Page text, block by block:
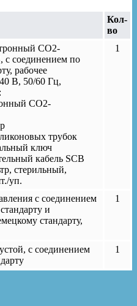
Кол-
во
CO2-
с соединением по
рабочее
В, 50/60 Гц,
CO2-
трубок
ключ
кабель SCB
стерильный,
уп.
1
с соединением
и
стандарту,
1
с соединением
1